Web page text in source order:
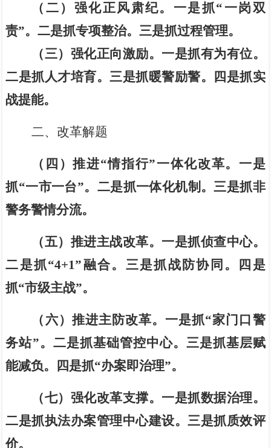
（二）强化正风肃纪。 一是抓“一岗双
责”。二是抓专项整治。三是抓过程管理。
（三）强化正向激励。 一是抓有为有位。
二是抓人才培育。三是抓暖警励警。
四是抓实
战提能。
二、改革解题
（四）推进“情指行”一体化改革。 一是
抓“一市一台”。二是抓一体化机制。三是抓非
警务警情分流。
（五）推进主战改革。 一是抓侦查中心。
二是抓“4+1”融合。 三是抓战防协同。四 是
抓“市级主战”。
（六）推进主防改革。 一是抓“家门口警
务站”。二是抓基础管控中心。三是抓基层赋
能减负。四是抓“办案即治理”。
（七）强化改革支撑。 一是抓数据治理。
二是抓执法办案管理中心建设。三是抓质效评
价。